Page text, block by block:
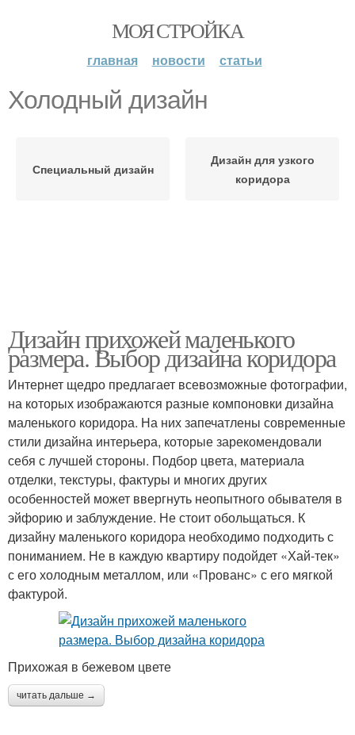
МОЯ СТРОЙКА
главная новости статьи
Холодный дизайн
Специальный дизайн
Дизайн для узкого
коридора
Дизайн прихожей маленького
размера. Выбор дизайна коридора
Интернет щедро предлагает всевозможные фотографии,
на которых изображаются разные компоновки дизайна
маленького коридора. На них запечатлены современные
стили дизайна интерьера, которые зарекомендовали
себя с лучшей стороны. Подбор цвета, материала
отделки, текстуры, фактуры и многих других
особенностей может ввергнуть неопытного обывателя в
эйфорию и заблуждение. Не стоит обольщаться. К
дизайну маленького коридора необходимо подходить с
пониманием. Не в каждую квартиру подойдет «Хай-тек»
с его холодным металлом, или «Прованс» с его мягкой
фактурой.
Прихожая в бежевом цвете
читать дальше →